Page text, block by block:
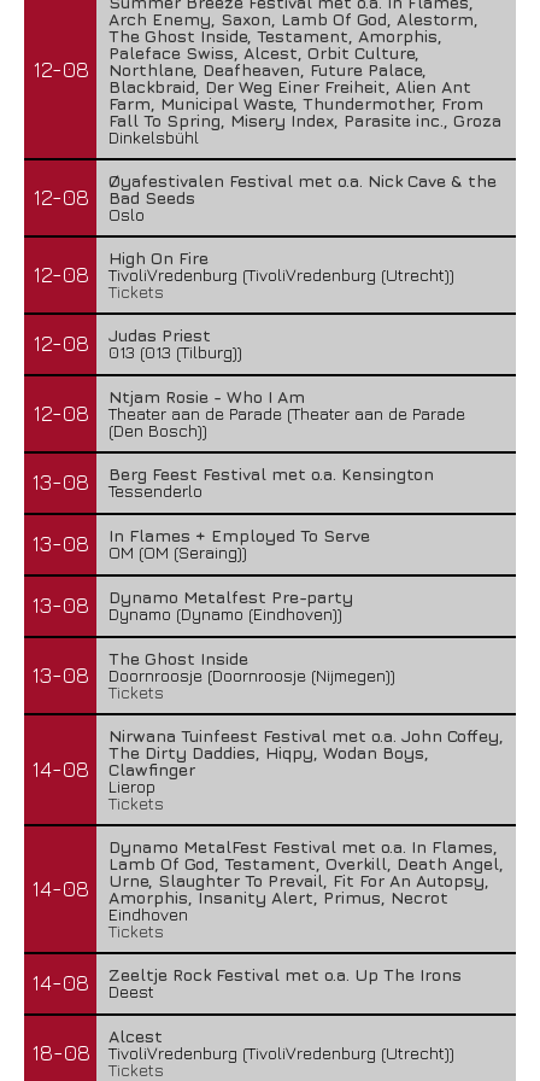
12-08
Arch Enemy, Saxon, Lamb Of God, Alestorm,
The Ghost Inside, Testament, Amorphis,
Paleface Swiss, Alcest, Orbit Culture,
Northlane, Deafheaven, Future Palace,
Blackbraid, Der Weg Einer Freiheit, Alien Ant
Farm, Municipal Waste, Thundermother, From
Fall To Spring, Misery Index, Parasite inc., Groza
Dinkelsbühl
12-08
Øyafestivalen Festival met o.a. Nick Cave & the
Bad Seeds
Oslo
12-08
High On Fire
TivoliVredenburg (TivoliVredenburg (Utrecht))
Tickets
12-08
Judas Priest
013 (013 (Tilburg))
12-08
Ntjam Rosie - Who I Am
Theater aan de Parade (Theater aan de Parade
(Den Bosch))
13-08
Berg Feest Festival met o.a. Kensington
Tessenderlo
13-08
In Flames + Employed To Serve
OM (OM (Seraing))
13-08
Dynamo Metalfest Pre-party
Dynamo (Dynamo (Eindhoven))
13-08
The Ghost Inside
Doornroosje (Doornroosje (Nijmegen))
Tickets
14-08
Nirwana Tuinfeest Festival met o.a. John Coffey,
The Dirty Daddies, Hiqpy, Wodan Boys,
Clawfinger
Lierop
Tickets
14-08
Dynamo MetalFest Festival met o.a. In Flames,
Lamb Of God, Testament, Overkill, Death Angel,
Urne, Slaughter To Prevail, Fit For An Autopsy,
Amorphis, Insanity Alert, Primus, Necrot
Eindhoven
Tickets
14-08
Zeeltje Rock Festival met o.a. Up The Irons
Deest
18-08
Alcest
TivoliVredenburg (TivoliVredenburg (Utrecht))
Tickets